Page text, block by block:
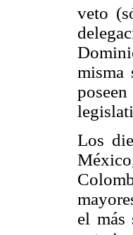
veto
misma
Los
el más